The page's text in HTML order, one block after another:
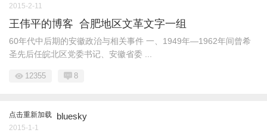
2015-2-11
王伟平的博客 合肥地区文革文字一组
60年代中后期的安徽政治与相关事件 一、1949年—1962年间曾希
圣先后任皖北区党委书记、安徽省委 ...
12355 8
点击重新加载 bluesky
2015-1-1